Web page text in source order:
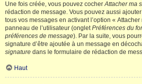
Une fois créée, vous pouvez cocherAttacher ma
rédaction de message. Vous pouvez aussi
tous vos messages en activant l’option «
panneau de l’utilisateur (ongletPréférences du
préférences de message). Par la suite, vous
signature d’être ajoutée à un message en
signature dans le formulaire de rédaction de
Haut